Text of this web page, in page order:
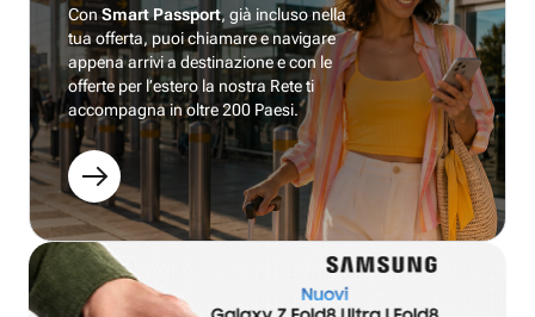
ConSmart Passport, già incluso nella
tua offerta, puoi chiamare e navigare
appena arrivi a destinazione e con le
offerte per l’estero la nostra Rete ti
accompagna in oltre 200 Paesi.